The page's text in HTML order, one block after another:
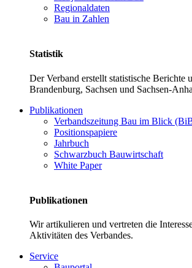
Regionaldaten
Bau in Zahlen
Statistik
Der Verband erstellt statistische
Brandenburg, Sachsen und Sachsen-
Publikationen
Verbandszeitung Bau im Blick
Positionspapiere
Jahrbuch
Schwarzbuch Bauwirtschaft
White Paper
Publikationen
Wir artikulieren und vertreten die
Aktivitäten des Verbandes.
Service